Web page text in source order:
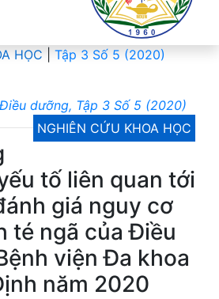
HỌC Tập 3 Số 5 (2020)
dưỡng, Tập 3 Số 5 (2020)
NGHIÊN CỨU KHOA HỌC
tố liên quan tới
giá nguy cơ
té ngã của Điều
viện Đa khoa
năm 2020